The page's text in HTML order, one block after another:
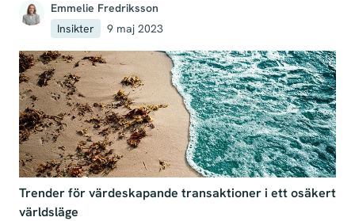
Emmelie Fredriksson
Insikter
9 maj 2023
Trender för värdeskapande transaktioner i ett osäkert
världsläge